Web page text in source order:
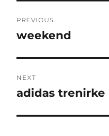
navigation
PREVIOUS
Previous
weekend
NEXT
Next
adidas trenirke